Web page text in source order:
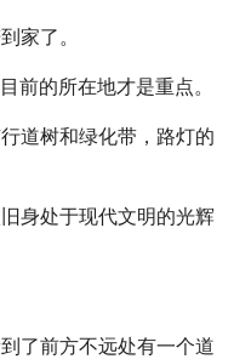
家了。
前的所在地才是重点。
道树和绿化带，路灯的
身处于现代文明的光辉
了前方不远处有一个道